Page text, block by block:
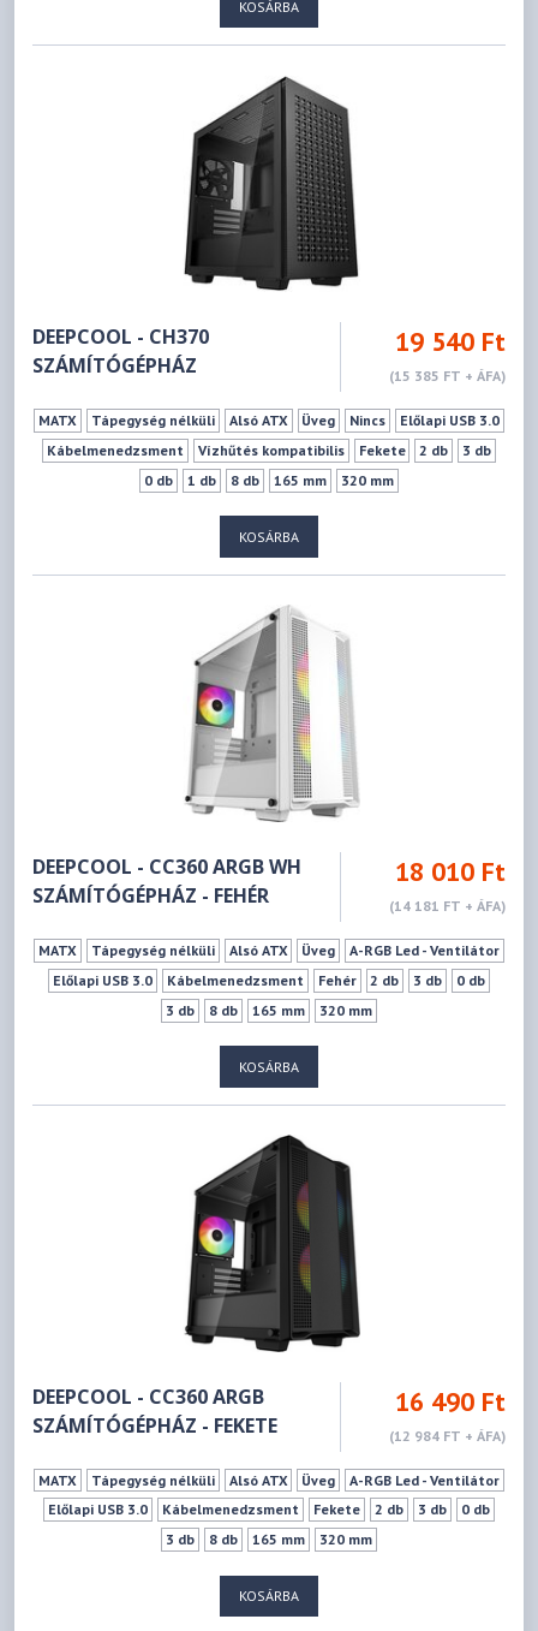
KOSÁRBA
DEEPCOOL - CH370
SZÁMÍTÓGÉPHÁZ
19 540 Ft
(15 385 FT + ÁFA)
MATX Tápegység nélküli Alsó ATX Üveg Nincs
Előlapi USB 3.0
Kábelmenedzsment
Vízhűtés kompatibilis Fekete 2 db
3 db
0 db
1 db 8 db 165 mm 320 mm
KOSÁRBA
DEEPCOOL - CC360 ARGB WH
SZÁMÍTÓGÉPHÁZ - FEHÉR
18 010 Ft
(14 181 FT + ÁFA)
MATX Tápegység nélküli Alsó ATX Üveg
A-RGB Led - Ventilátor
Előlapi USB 3.0
Kábelmenedzsment Fehér 2 db 3 db
0 db
3 db
8 db 165 mm 320 mm
KOSÁRBA
DEEPCOOL - CC360 ARGB
SZÁMÍTÓGÉPHÁZ - FEKETE
16 490 Ft
(12 984 FT + ÁFA)
MATX Tápegység nélküli Alsó ATX Üveg
A-RGB Led - Ventilátor
Előlapi USB 3.0
Kábelmenedzsment Fekete 2 db 3 db
0 db
3 db
8 db 165 mm 320 mm
KOSÁRBA